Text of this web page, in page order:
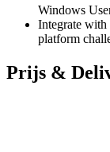
Windows
Integrate
platform
Prijs &